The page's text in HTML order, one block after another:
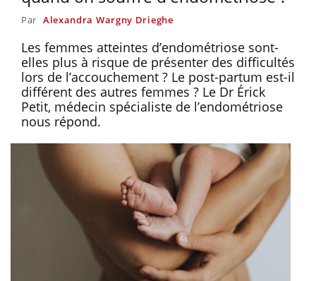
Par Alexandra Wargny Drieghe
Les femmes atteintes d’endométriose sont-
elles plus à risque de présenter des difficultés
lors de l’accouchement ? Le post-partum est-il
différent des autres femmes ? Le Dr Érick
Petit, médecin spécialiste de l’endométriose
nous répond.